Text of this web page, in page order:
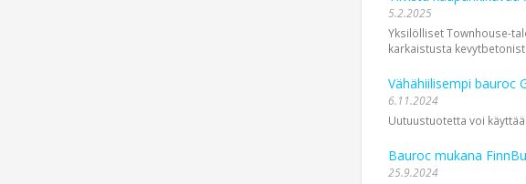
5.2.2025
Yksilölliset Townhouse-
karkaistusta
Vähähiilisempi bauroc
6.11.2024
Uutuustuotetta voi
Bauroc mukana
25.9.2024